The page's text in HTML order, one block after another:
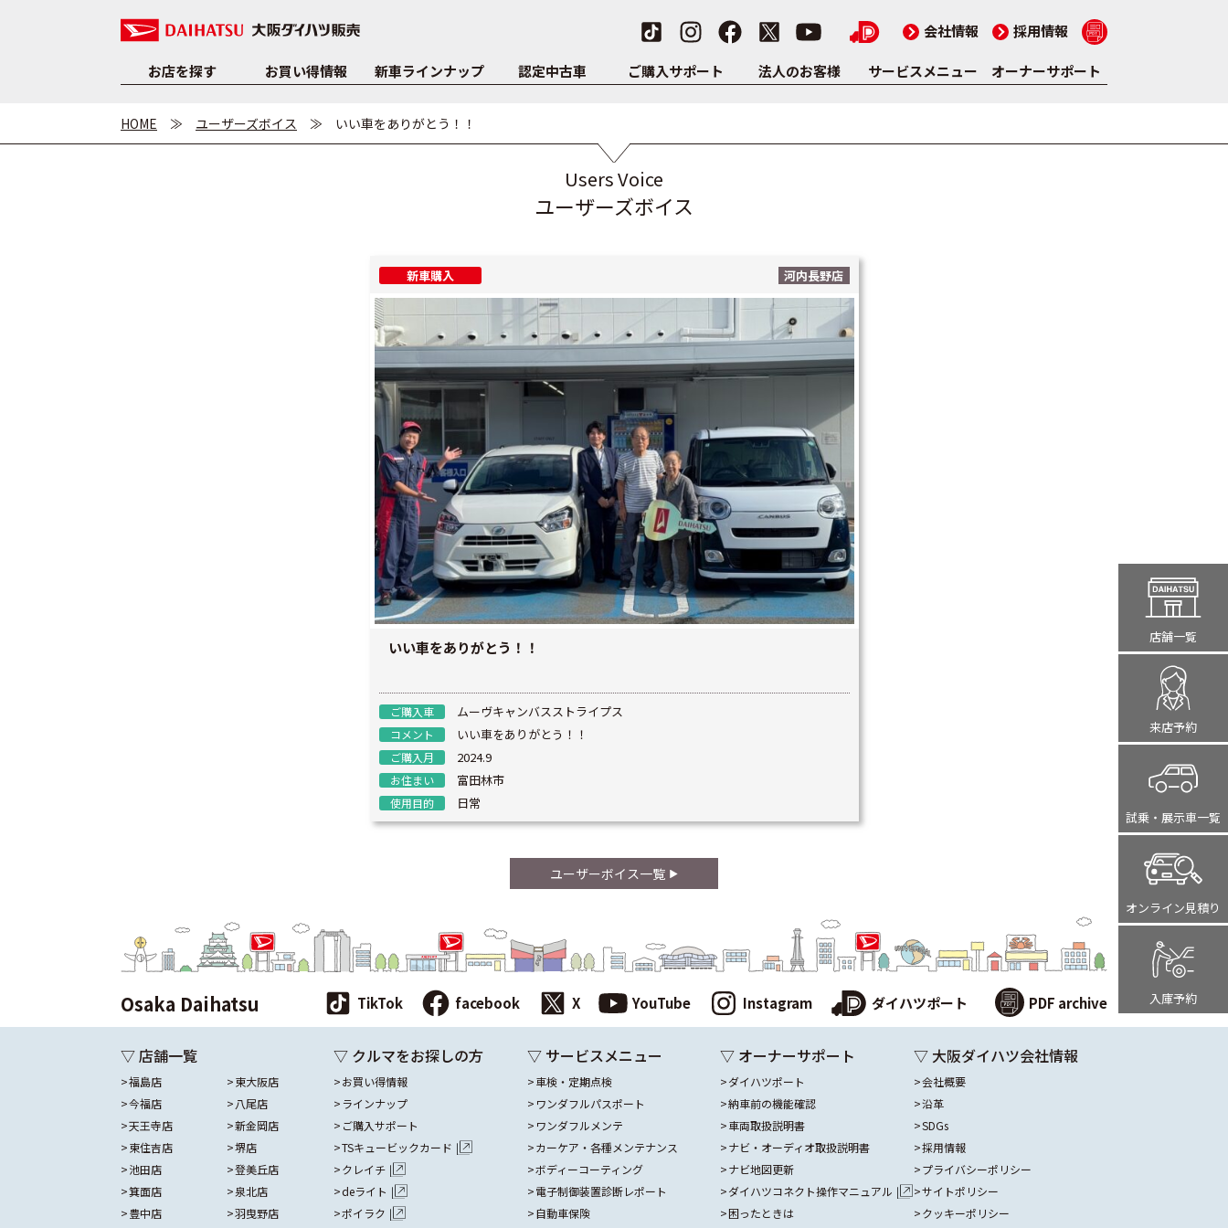
会社情報 採用情報
お店を探す お買い得情報 新車ラインナップ 認定中古車 ご購入サポート 法人のお客様 サービスメニュー オーナーサポート
店舗一覧
来店予約
試乗・展示車一覧
オンライン見積り
入庫予約
HOME ユーザーズボイス いい車をありがとう！！
Users Voice
ユーザーズボイス
新車購入 河内長野店
いい車をありがとう！！
ご購入車 ムーヴキャンバスストライプス
コメント いい車をありがとう！！
ご購入月 2024.9
お住まい 富田林市
使用目的 日常
ユーザーボイス一覧
Osaka Daihatsu TikTok facebook X YouTube Instagram ダイハツポート PDF archive
▽ 店舗一覧
福島店
今福店
天王寺店
東住吉店
池田店
箕面店
豊中店
東大阪店
八尾店
新金岡店
堺店
登美丘店
泉北店
羽曳野店
▽ クルマをお探しの方
お買い得情報
ラインナップ
ご購入サポート
TSキュービックカード
クレイチ
deライト
ポイラク
▽ サービスメニュー
車検・定期点検
ワンダフルパスポート
ワンダフルメンテ
カーケア・各種メンテナンス
ボディーコーティング
電子制御装置診断レポート
自動車保険
▽ オーナーサポート
ダイハツポート
納車前の機能確認
車両取扱説明書
ナビ・オーディオ取扱説明書
ナビ地図更新
ダイハツコネクト操作マニュアル
困ったときは
▽ 大阪ダイハツ会社情報
会社概要
沿革
SDGs
採用情報
プライバシーポリシー
サイトポリシー
クッキーポリシー